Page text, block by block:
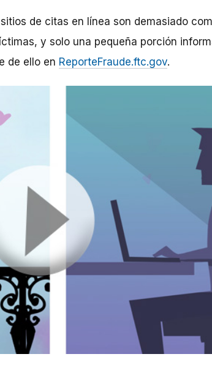
de citas en línea son demasiado
y solo una pequeña porción
de ello en ReporteFraude.ftc.gov.